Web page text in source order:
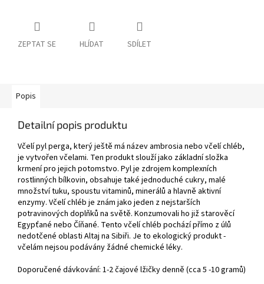
ZEPTAT SE HLÍDAT SDÍLET
Popis
Detailní popis produktu
Včelí pyl perga, který ještě má název ambrosia nebo včelí chléb,
je vytvořen včelami. Ten produkt slouží jako základní složka
krmení pro jejich potomstvo. Pyl je zdrojem komplexních
rostlinných bílkovin, obsahuje také jednoduché cukry, malé
množství tuku, spoustu vitaminů, minerálů a hlavně aktivní
enzymy. Včelí chléb je znám jako jeden z nejstarších
potravinových doplňků na světě. Konzumovali ho již starověcí
Egypťané nebo Číňané. Tento včelí chléb pochází přímo z úlů
nedotčené oblasti Altaj na Sibiři. Je to ekologický produkt -
včelám nejsou podávány žádné chemické léky.
Doporučené dávkování: 1-2 čajové lžičky denně (cca 5 -10 gramů)